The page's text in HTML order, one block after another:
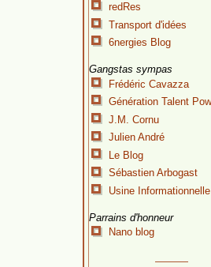
redRes
Transport d'idées
6nergies Blog
Gangstas sympas
Frédéric Cavazza
Génération Talent
J.M. Cornu
Julien André
Le Blog
Sébastien Arbogast
Usine Informationnelle
Parrains d'honneur
Nano blog